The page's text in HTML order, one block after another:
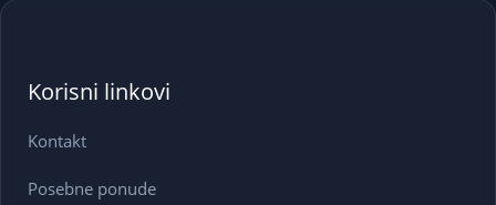
Korisni linkovi
Kontakt
Posebne ponude